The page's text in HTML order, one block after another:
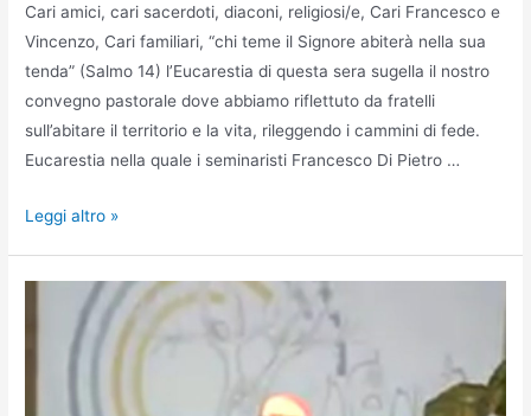
Cari amici, cari sacerdoti, diaconi, religiosi/e, Cari Francesco e
Vincenzo, Cari familiari, “chi teme il Signore abiterà nella sua
tenda” (Salmo 14) l’Eucarestia di questa sera sugella il nostro
convegno pastorale dove abbiamo riflettuto da fratelli
sull’abitare il territorio e la vita, rileggendo i cammini di fede.
Eucarestia nella quale i seminaristi Francesco Di Pietro …
Leggi altro »